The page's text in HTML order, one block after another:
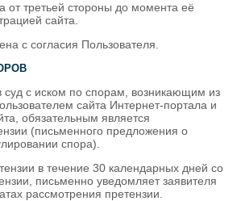
от третьей стороны до момента её
сайта.
с согласия Пользователя.
с иском по спорам, возникающим из
сайта Интернет-портала и
обязательным является
(письменного предложения о
спора).
в течение 30 календарных дней со
письменно уведомляет заявителя
рассмотрения претензии.